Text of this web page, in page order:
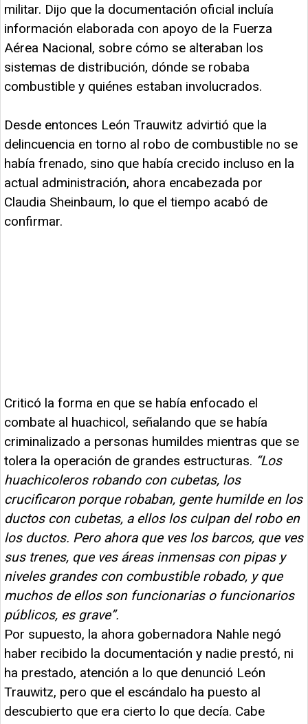
militar. Dijo que la documentación oficial incluía
información elaborada con apoyo de la Fuerza
Aérea Nacional, sobre cómo se alteraban los
sistemas de distribución, dónde se robaba
combustible y quiénes estaban involucrados.
Desde entonces León Trauwitz advirtió que la
delincuencia en torno al robo de combustible no se
había frenado, sino que había crecido incluso en la
actual administración, ahora encabezada por
Claudia Sheinbaum, lo que el tiempo acabó de
confirmar.
Criticó la forma en que se había enfocado el
combate al huachicol, señalando que se había
criminalizado a personas humildes mientras que se
tolera la operación de grandes estructuras. “Los
huachicoleros robando con cubetas, los
crucificaron porque robaban, gente humilde en los
ductos con cubetas, a ellos los culpan del robo en
los ductos. Pero ahora que ves los barcos, que ves
sus trenes, que ves áreas inmensas con pipas y
niveles grandes con combustible robado, y que
muchos de ellos son funcionarias o funcionarios
públicos, es grave”.
Por supuesto, la ahora gobernadora Nahle negó
haber recibido la documentación y nadie prestó, ni
ha prestado, atención a lo que denunció León
Trauwitz, pero que el escándalo ha puesto al
descubierto que era cierto lo que decía. Cabe